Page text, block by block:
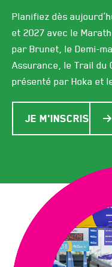
Planifiez dès
et 2027 avec le
par Brunet, le Demi-
Assurance, le Trail du
présenté par Hoka et
Je m'inscris